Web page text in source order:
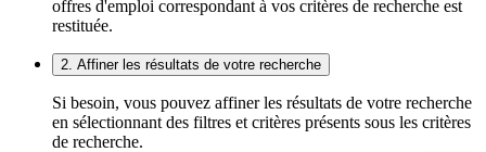
offres d'emploi correspondant à vos critères de recherche est
restituée.
2. Affiner les résultats de votre recherche
Si besoin, vous pouvez affiner les résultats de votre recherche
en sélectionnant des filtres et critères présents sous les critères
de recherche.